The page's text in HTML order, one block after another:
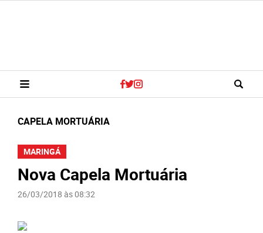
CAPELA MORTUÁRIA
MARINGÁ
Nova Capela Mortuária
26/03/2018 às 08:32